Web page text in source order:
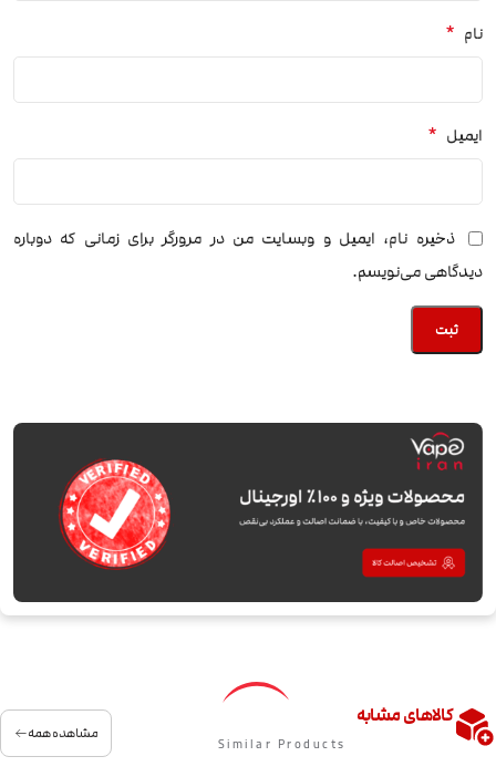
نام *
ایمیل *
ذخیره نام، ایمیل و وبسایت من در مرورگر برای زمانی که دوباره
دیدگاهی می‌نویسم.
کالاهای مشابه
Similar Products
مشاهده همه